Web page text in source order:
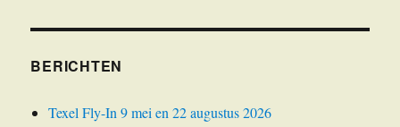
BERICHTEN
Texel Fly-In 9 mei en 22 augustus 2026